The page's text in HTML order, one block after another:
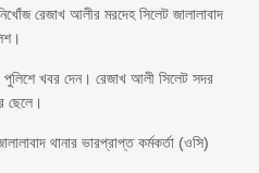
রেজাখ আলীর মরদেহ সিলেট জালালাবাদ
পুলিশে খবর দেন। রেজাখ আলী সিলেট সদর
ছেলে।
থানার ভারপ্রাপ্ত কর্মকর্তা (ওসি)